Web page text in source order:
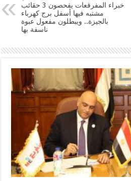
خبراء المفرقعات يفحصون 3 حقائب
مشتبه فيها أسفل برج كهرباء
بالجيزة.. ويبطلون مفعول عبوة
ناسفة بها